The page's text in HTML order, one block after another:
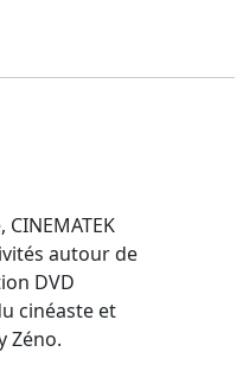
autour de
DVD
cinéaste et
Zéno.